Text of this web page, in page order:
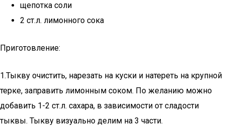
щепотка соли
2 ст.л. лимонного сока
Приготовление:
1.Тыкву очистить, нарезать на куски и натереть на крупной
терке, заправить лимонным соком. По желанию можно
добавить 1-2 ст.л. сахара, в зависимости от сладости
тыквы. Тыкву визуально делим на 3 части.